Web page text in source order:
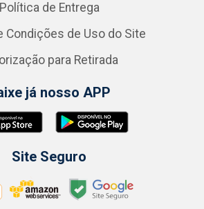
Política de Entrega
Condições de Uso do Site
para Retirada
já nosso APP
Site Seguro